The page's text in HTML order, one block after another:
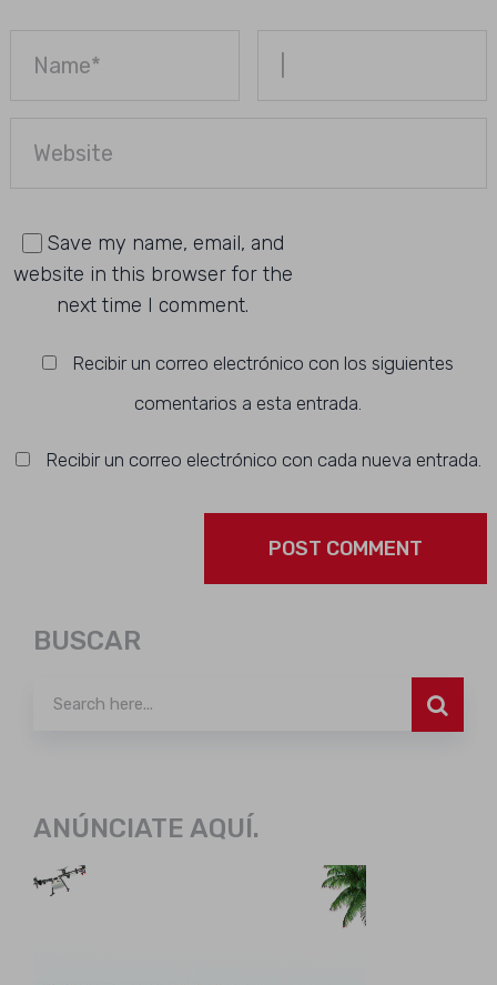
Save my name, email, and
website in this browser for the
next time I comment.
Recibir un correo electrónico con los siguientes
comentarios a esta entrada.
Recibir un correo electrónico con cada nueva entrada.
BUSCAR
ANÚNCIATE AQUÍ.